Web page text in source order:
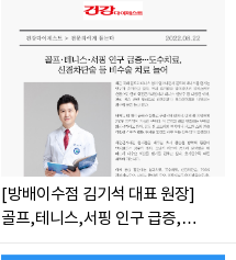
[방배이수점 김기석 대표 원장]
골프,테니스,서핑 인구 급증,